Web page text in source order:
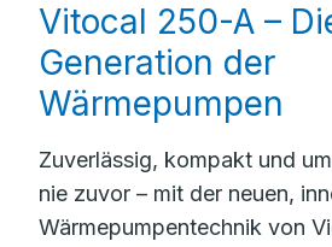
Vitocal 250-A –
Generation der
Wärmepumpen
Zuverlässig, kompakt und
nie zuvor – mit der neuen,
Wärmepumpentechnik von